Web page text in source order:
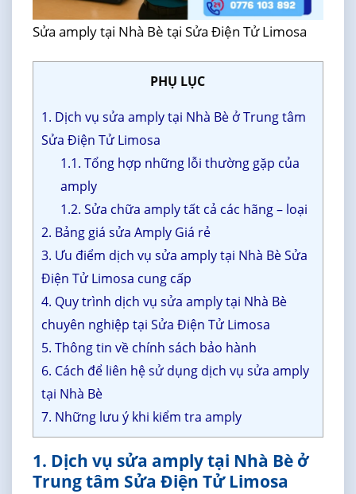
Sửa amply tại Nhà Bè tại Sửa Điện Tử Limosa
PHỤ LỤC
1. Dịch vụ sửa amply tại Nhà Bè ở Trung tâm
Sửa Điện Tử Limosa
1.1. Tổng hợp những lỗi thường gặp của
amply
1.2. Sửa chữa amply tất cả các hãng – loại
2. Bảng giá sửa Amply Giá rẻ
3. Ưu điểm dịch vụ sửa amply tại Nhà Bè Sửa
Điện Tử Limosa cung cấp
4. Quy trình dịch vụ sửa amply tại Nhà Bè
chuyên nghiệp tại Sửa Điện Tử Limosa
5. Thông tin về chính sách bảo hành
6. Cách để liên hệ sử dụng dịch vụ sửa amply
tại Nhà Bè
7. Những lưu ý khi kiểm tra amply
1. Dịch vụ sửa amply tại Nhà Bè ở
Trung tâm Sửa Điện Tử Limosa